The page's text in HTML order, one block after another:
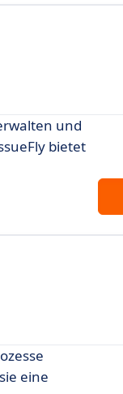
und
bietet
eine